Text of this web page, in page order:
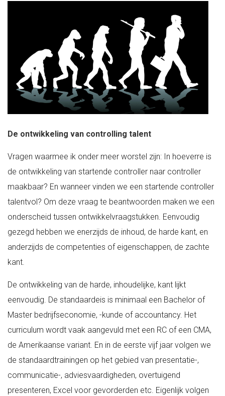
De ontwikkeling van controlling talent
Vragen waarmee ik onder meer worstel zijn: In hoeverre is
de ontwikkeling van startende controller naar controller
maakbaar? En wanneer vinden we een startende controller
talentvol? Om deze vraag te beantwoorden maken we een
onderscheid tussen ontwikkelvraagstukken. Eenvoudig
gezegd hebben we enerzijds de inhoud, de harde kant, en
anderzijds de competenties of eigenschappen, de zachte
kant.
De ontwikkeling van de harde, inhoudelijke, kant lijkt
eenvoudig. De standaardeis is minimaal een Bachelor of
Master bedrijfseconomie, -kunde of accountancy. Het
curriculum wordt vaak aangevuld met een RC of een CMA,
de Amerikaanse variant. En in de eerste vijf jaar volgen we
de standaardtrainingen op het gebied van presentatie-,
communicatie-, adviesvaardigheden, overtuigend
presenteren, Excel voor gevorderden etc. Eigenlijk volgen